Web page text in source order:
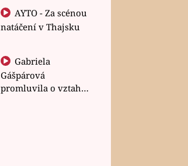
natáčení v Thajsku
Gabriela
Gášpárová
promluvila o vztahu